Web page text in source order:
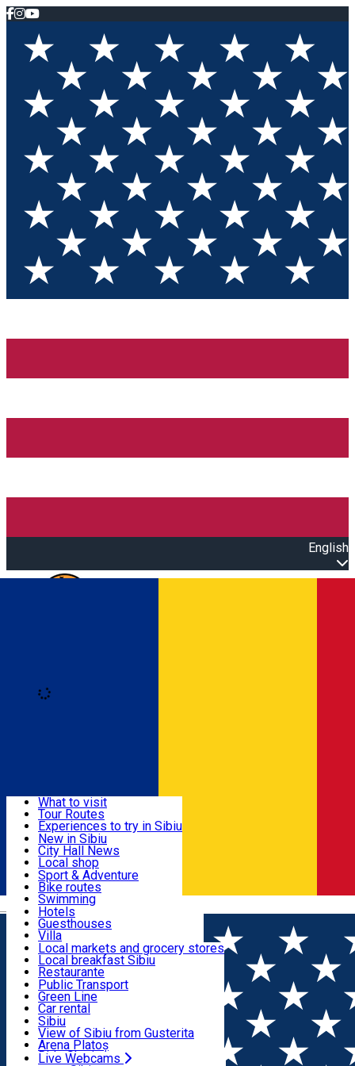
English
Română
Useful info
Activities & Adventure
Accommodation
Food, Drinks & Nightlife
Transport & Parking
Live Webcams
What to visit
Tour Routes
Experiences to try in Sibiu
Podcast
Culture
Museums
Churches
Parks, Zoo
County of Sibiu
New in Sibiu
City Hall News
Local shop
Sibiu artisans
Sibiul Verde
Public services
Education
How do I get to Sibiu
Tourist Info
Tour Guides
Guided tours
Publicații locale
Beauty salons
Sport & Adventure
Bike routes
Swimming
Riding
Indoor activities
Loc de joacă indoor
Loc de joacă outdoor
Ski
Ice skating
Yoga
Hotels
Guesthouses
Villa
Hostels
Motel
Camping
Renting rooms
Rooms for rent
Accommodation outside Sibiu
Local markets and grocery stores
Local breakfast Sibiu
Restaurante
Pizza
Fast Food
Coffee
Sweets
Pub, Bar
Night clubs
Bakeries
Public Transport
Green Line
Car rental
Rent a bike
Scooter rentals
Taxi
Ride Sharing
Sibiu
View of Sibiu from Gusterita
Arena Platoș
Live Webcams